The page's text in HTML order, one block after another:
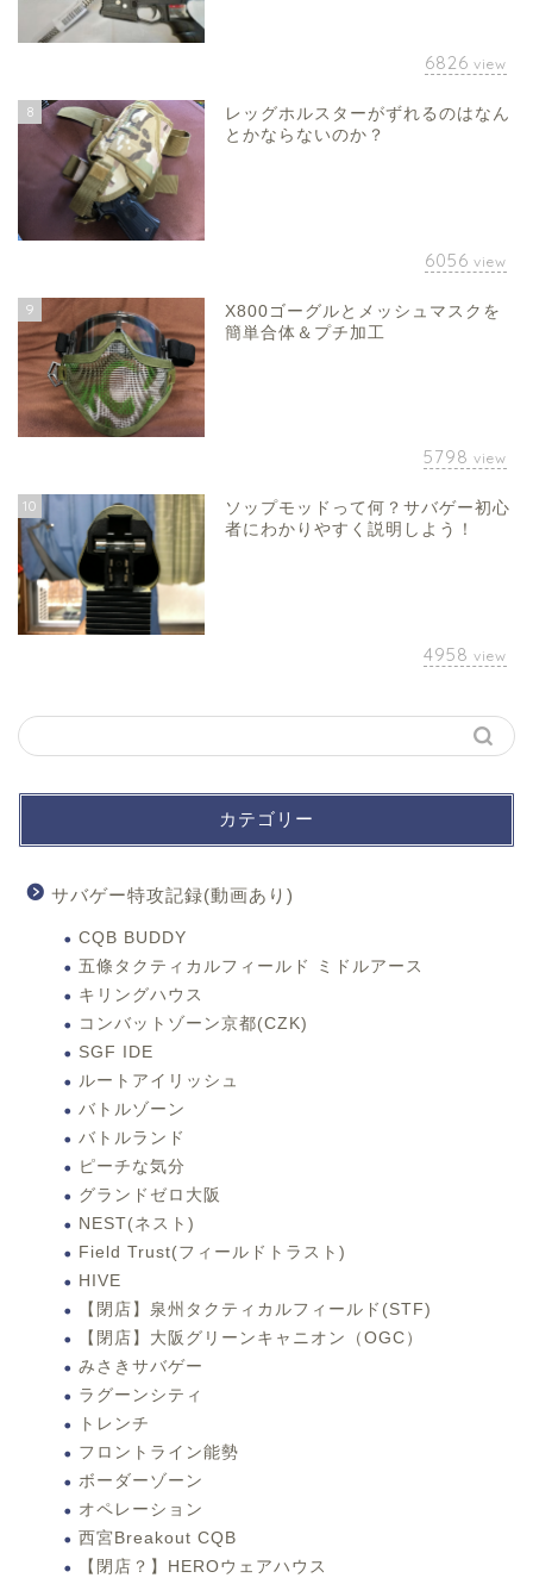
6826 view
8
レッグホルスターがずれるのはなん
とかならないのか？
6056 view
9
X800ゴーグルとメッシュマスクを
簡単合体＆プチ加工
5798 view
10
ソップモッドって何？サバゲー初心
者にわかりやすく説明しよう！
4958 view
カテゴリー
サバゲー特攻記録(動画あり)
CQB BUDDY
五條タクティカルフィールド ミドルアース
キリングハウス
コンバットゾーン京都(CZK)
SGF IDE
ルートアイリッシュ
バトルゾーン
バトルランド
ピーチな気分
グランドゼロ大阪
NEST(ネスト)
Field Trust(フィールドトラスト)
HIVE
【閉店】泉州タクティカルフィールド(STF)
【閉店】大阪グリーンキャニオン（OGC）
みさきサバゲー
ラグーンシティ
トレンチ
フロントライン能勢
ボーダーゾーン
オペレーション
西宮Breakout CQB
【閉店？】HEROウェアハウス